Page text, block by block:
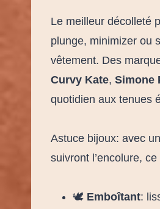
Le meilleur décolleté
plunge, minimizer ou
vêtement. Des
Curvy Kate, Simone
quotidien aux tenues
Astuce bijoux: avec
suivront l’encolure,
🕊️ Emboîtant: